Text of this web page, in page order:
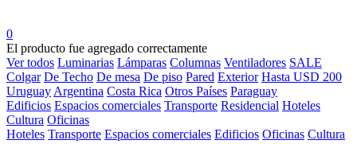
0
El producto fue agregado correctamente
Ver todos Luminarias Lámparas Columnas Ventiladores SALE
Colgar De Techo De mesa De piso Pared Exterior Hasta USD 200
Uruguay Argentina Costa Rica Otros Países Paraguay
Edificios Espacios comerciales Transporte Residencial Hoteles
Cultura Oficinas
Hoteles Transporte Espacios comerciales Edificios Oficinas Cultura